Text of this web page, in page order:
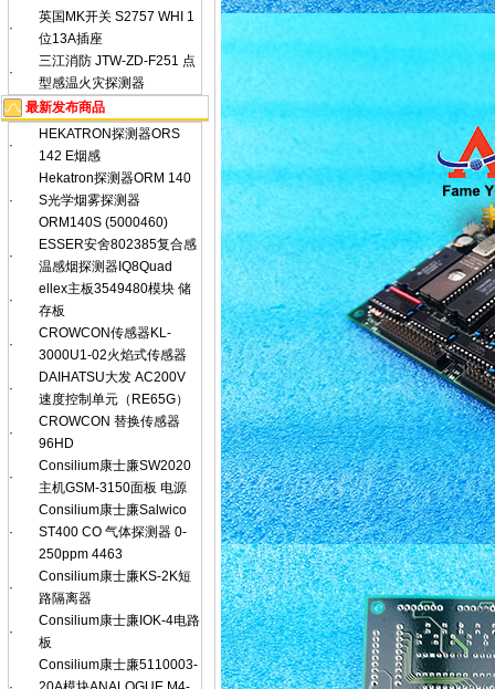
·
英国MK开关 S2757 WHI 1
位13A插座
·
三江消防 JTW-ZD-F251 点
型感温火灾探测器
最新发布商品
·
HEKATRON探测器ORS
142 E烟感
·
Hekatron探测器ORM 140
S光学烟雾探测器
ORM140S (5000460)
·
ESSER安舍802385复合感
温感烟探测器IQ8Quad
·
ellex主板3549480模块 储
存板
·
CROWCON传感器KL-
3000U1-02火焰式传感器
·
DAIHATSU大发 AC200V
速度控制单元（RE65G）
·
CROWCON 替换传感器
96HD
·
Consilium康士廉SW2020
主机GSM-3150面板 电源
·
Consilium康士廉Salwico
ST400 CO 气体探测器 0-
250ppm 4463
·
Consilium康士廉KS-2K短
路隔离器
·
Consilium康士廉IOK-4电路
板
Consilium康士廉5110003-